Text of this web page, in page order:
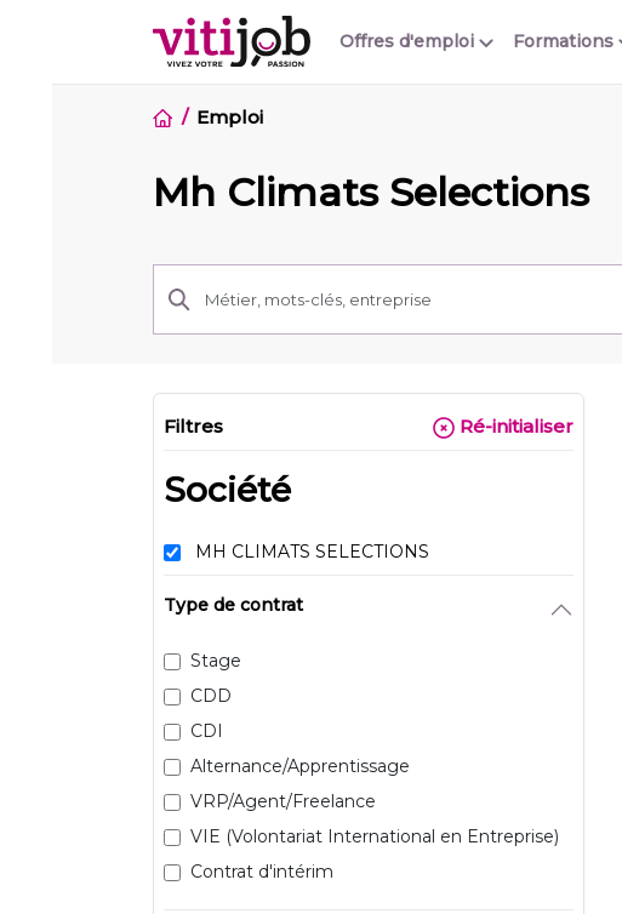
Offres d'emploi Formations
Emploi
Mh Climats Selections
Filtres Ré-initialiser
Société
MH CLIMATS SELECTIONS
Type de contrat
Stage
CDD
CDI
Alternance/Apprentissage
VRP/Agent/Freelance
VIE (Volontariat International en Entreprise)
Contrat d'intérim